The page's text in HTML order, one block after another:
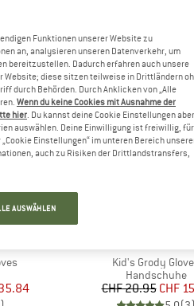
Preis
Artikel
Kid's Grody
Produktgruppe
Handschuhe
Preis
CHF 20.95 CHF
Funktionen unserer Website zu
an, analysieren unseren Datenverkehr, um
bereitzustellen. Dadurch erfahren auch unsere
Website; diese sitzen teilweise in Drittländern
durch Behörden. Durch Anklicken von „Alle
Wenn du keine Cookies mit Ausnahme der
hier. Du kannst deine Cookie Einstellungen aber
auswählen. Deine Einwilligung ist freiwillig, für
Einstellungen“ im unteren Bereich
auch zu Risiken der Drittlandstransfers,
AUSWÄHLEN